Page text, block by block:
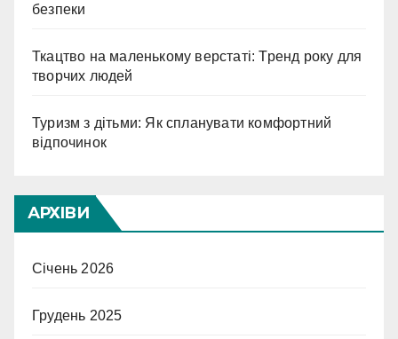
безпеки
Ткацтво на маленькому верстаті: Тренд року для
творчих людей
Туризм з дітьми: Як спланувати комфортний
відпочинок
АРХІВИ
Січень 2026
Грудень 2025